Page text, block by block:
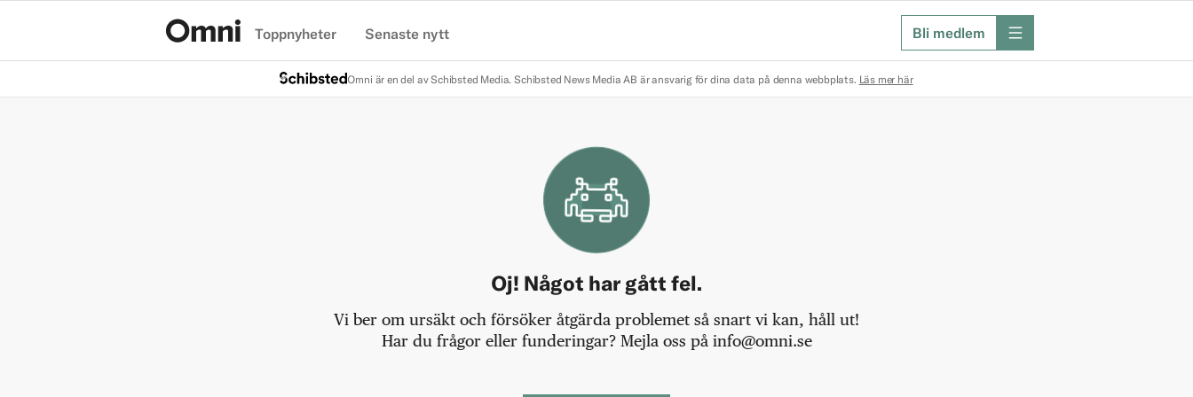
Toppnyheter Senaste nytt Bli medlem meny
Omni är en del av Schibsted Media. Schibsted News Media AB är ansvarig för dina data på denna webbplats. Läs mer här
Oj! Något har gått fel.
Vi ber om ursäkt och försöker åtgärda problemet så snart vi kan, håll ut!
Har du frågor eller funderingar? Mejla oss på info@omni.se